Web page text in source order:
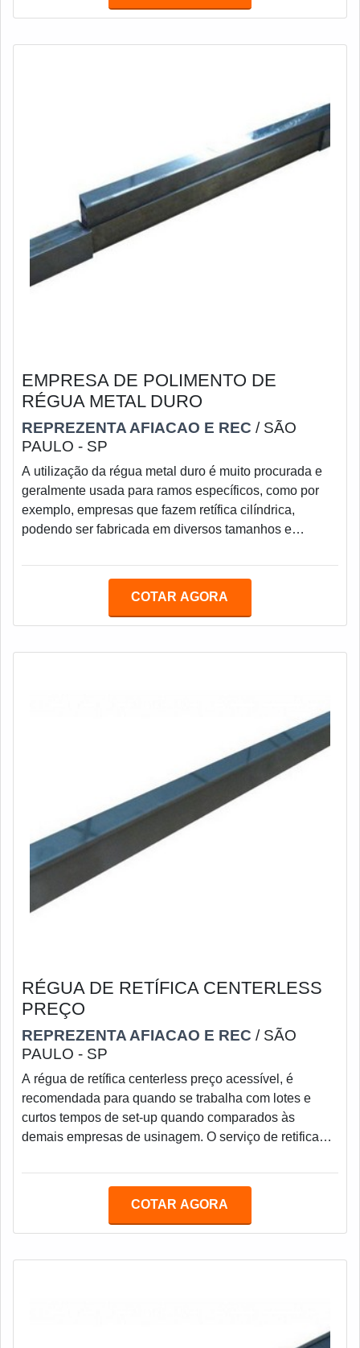
afiadas é a mesma coisa que garantir eficácia no
EMPRESA DE POLIMENTO DE
RÉGUA METAL DURO
REPREZENTA AFIACAO E REC / SÃO
PAULO - SP
A utilização da régua metal duro é muito procurada e
geralmente usada para ramos específicos, como por
exemplo, empresas que fazem retífica cilíndrica,
podendo ser fabricada em diversos tamanhos e
longo do tempo, vai provocando desgaste em sua
qualidade quando há uma empresa de polimento de
COTAR AGORA
RÉGUA DE RETÍFICA CENTERLESS
PREÇO
REPREZENTA AFIACAO E REC / SÃO
PAULO - SP
A régua de retífica centerless preço acessível, é
recomendada para quando se trabalha com lotes e
curtos tempos de set-up quando comparados às
demais empresas de usinagem. O serviço de retifica
elevada precisão. Pequenas buchas e agulhas, por
régua de retífica centerless preço acessívelOs serviços
COTAR AGORA